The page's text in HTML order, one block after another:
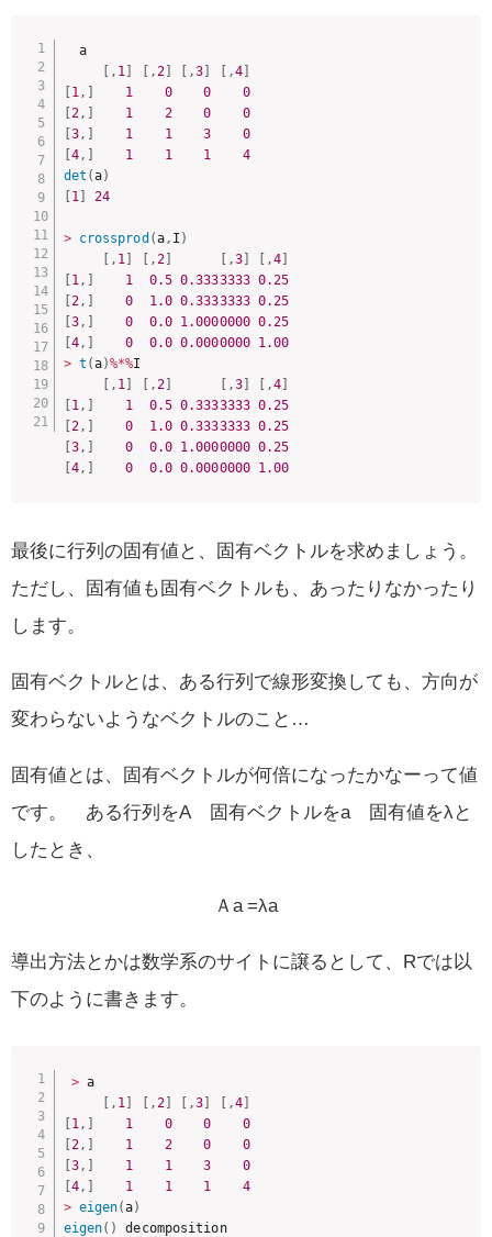
a
, 1 ,2] ,3 ,4]
1, 1 0 0
0
2, 1 2 0
0
3, 1 1 3
0
4, 1 1 1
4
det (a)
1] 24
> crossprod (a, I )
, 1 ,2] ,3] ,4
1, 1 0.5 0.3333333 0.25
2, 0 1.0 0.3333333 0.25
3, 0 0.0 1.0000000 0.25
4, 0 0.0 0.0000000 1.00
> t (a)%*%I
, 1 ,2] ,3] ,4
1, 1 0.5 0.3333333 0.25
2, 0 1.0 0.3333333 0.25
3, 0 0.0 1.0000000 0.25
4, 0 0.0 0.0000000 1.00
最後に行列の固有値と、固有ベクトルを求めましょう。
ただし、固有値も固有ベクトルも、あったりなかったり
します。
固有ベクトルとは、ある行列で線形変換しても、方向が
変わらないようなベクトルのこと…
固有値とは、固有ベクトルが何倍になったかなーって値
です。 ある行列をA 固有ベクトルをa 固有値をλと
したとき、
Ａa =λa
導出方法とかは数学系のサイトに譲るとして、Rでは以
下のように書きます。
> a
[ , 1] [ ,2] [ ,3] [ ,4]
[1, ] 1 0 0
0
[2, ] 1 2 0
0
[3, ] 1 1 3
0
[4, ] 1 1 1
4
> eigen(a)
eigen( )
decomposition